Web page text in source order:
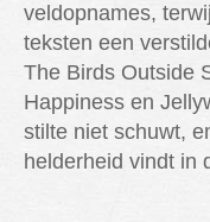
veldopnames,
teksten een
The Birds Outside
Happiness en
stilte niet schuwt,
helderheid vindt in